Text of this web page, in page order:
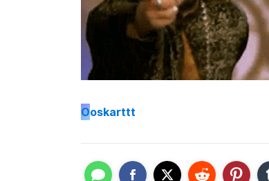
Ooskarttt